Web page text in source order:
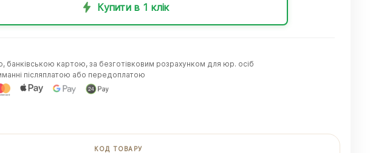
Купити в 1 клік
банківською картою, за безготівковим розрахунком для юр. осіб
післяплатою або передоплатою
КОД ТОВАРУ